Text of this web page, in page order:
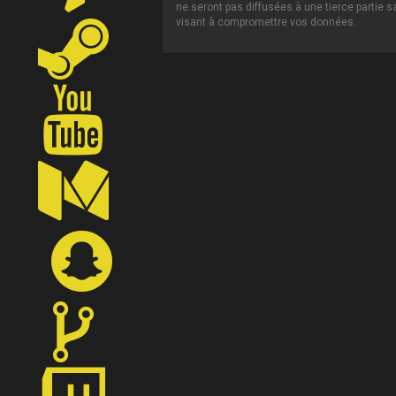
ne seront pas diffusées à une tierce partie
visant à compromettre vos données.